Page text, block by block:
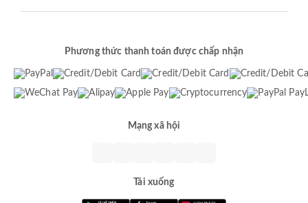
Phương thức thanh toán được chấp nhận
Mạng xã hội
Tải xuống